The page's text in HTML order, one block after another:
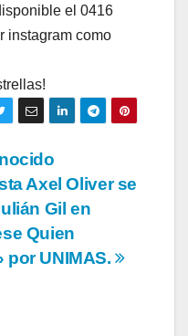
el 0416
instagram como
Axel Oliver se
Gil en
Quien
por UNIMAS.